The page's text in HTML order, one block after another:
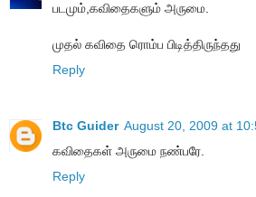
படமும்,கவிதைகளும் அருமை.
முதல் கவிதை ரொம்ப பிடித்திருந்தது
Reply
Btc Guider August 20, 2009 at
கவிதைகள் அருமை நண்பரே.
Reply